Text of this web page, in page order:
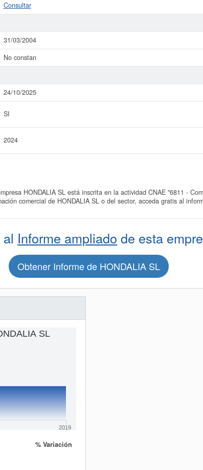
Consultar
31/03/2004
No constan
24/10/2025
SI
2024
HONDALIA SL está inscrita en la actividad CNAE "6811 -
comercial de HONDALIA SL o del sector, acceda gratis al
Informe ampliado de esta
Obtener Informe de HONDALIA SL
SL
2019
% Variación